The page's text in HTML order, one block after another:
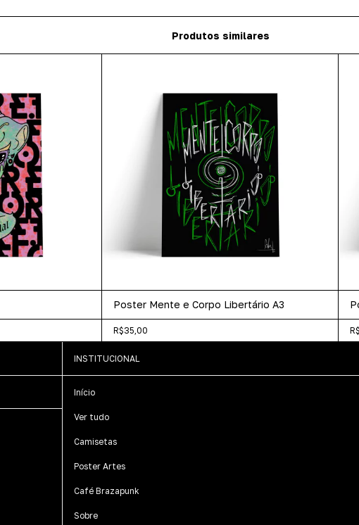
Produtos similares
Poster Mente e Corpo Libertário A3
R$35,00
INSTITUCIONAL
Início
Ver tudo
Camisetas
Poster Artes
Café Brazapunk
Sobre